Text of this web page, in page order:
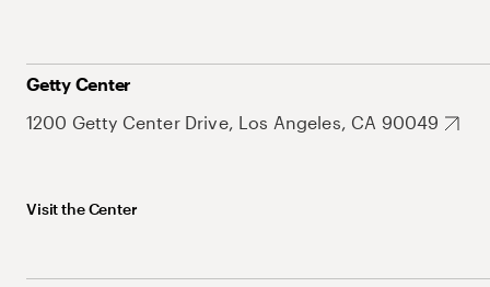
Getty Center
1200 Getty Center Drive, Los Angeles, CA 90049
Visit the Center